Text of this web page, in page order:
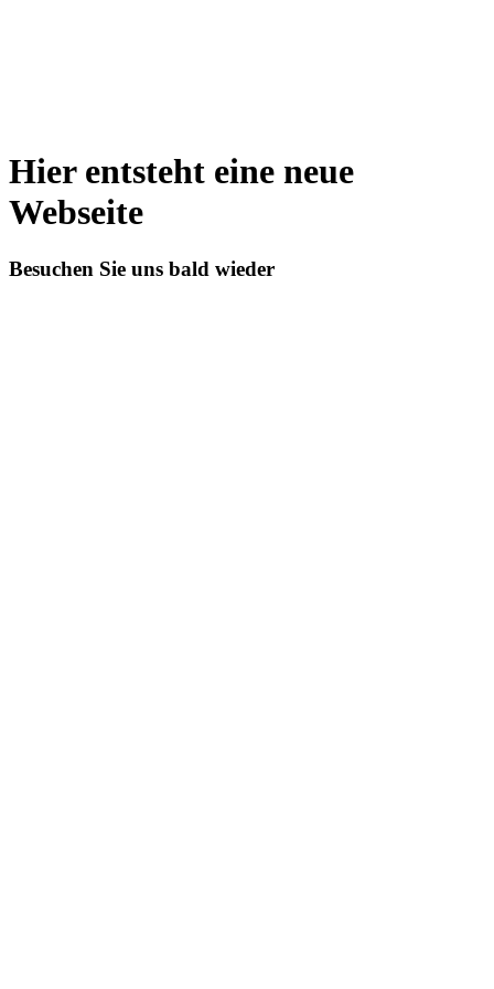
Hier entsteht eine neue
Webseite
Besuchen Sie uns bald wieder